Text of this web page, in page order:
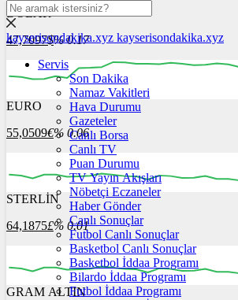
DOLAR
47,7097$% 0.17
05:00 06:00
EURO
55,0509€% 0.06
05:00 06:00 07:00
STERLİN
64,1875£% 0.01
05:00 06:00 07:00
GRAM ALTIN
kayserisondakika.xyz kayserisondakika.xyz
Servis
Son Dakika
Namaz Vakitleri
Hava Durumu
Gazeteler
Canlı Borsa
Canlı TV
Puan Durumu
TV Yayın Akışları
Nöbetçi Eczaneler
Haber Gönder
Canlı Sonuçlar
Futbol Canlı Sonuçlar
Basketbol Canlı Sonuçlar
Basketbol İddaa Programı
Bilardo İddaa Programı
Futbol İddaa Programı